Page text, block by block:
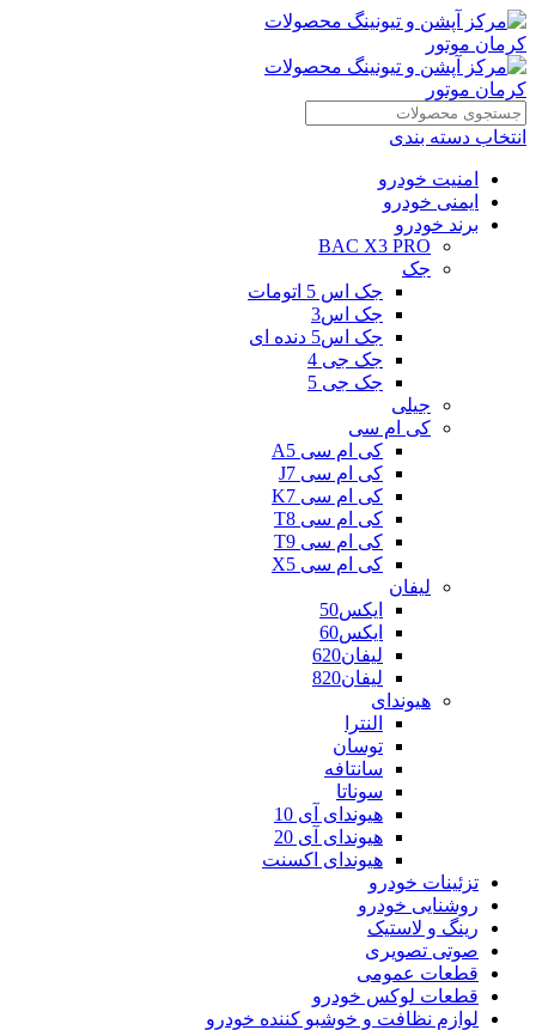
انتخاب دسته بندی
امنیت خودرو
ایمنی خودرو
برند خودرو
BAC X3 PRO
جک
جک اس 5 اتومات
جک اس3
جک اس5 دنده ای
جک جی 4
جک جی 5
جیلی
کی ام سی
کی ام سی A5
کی ام سی J7
کی ام سی K7
کی ام سی T8
کی ام سی T9
کی ام سی X5
لیفان
ایکس50
ایکس60
لیفان620
لیفان820
هیوندای
النترا
توسان
سانتافه
سوناتا
هیوندای آی 10
هیوندای آی 20
هیوندای اکسنت
تزئینات خودرو
روشنایی خودرو
رینگ و لاستیک
صوتی تصویری
قطعات عمومی
قطعات لوکس خودرو
لوازم نظافت و خوشبو کننده خودرو